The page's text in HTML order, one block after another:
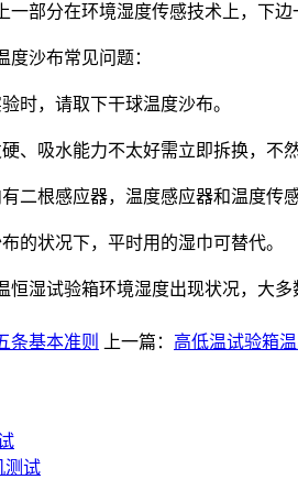
分在环境湿度传感技术上，下边
沙布常见问题：
，请取下干球温度沙布。
吸水能力不太好需立即拆换，不然
根感应器，温度感应器和温度传感
状况下，平时用的湿巾可替代。
试验箱环境湿度出现状况，大多
条基本准则 上一篇： 高低温试验箱
测试